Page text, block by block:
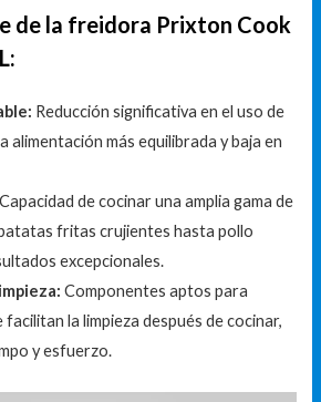
de la freidora Prixton Cook
Reducción significativa en el uso de
alimentación más equilibrada y baja en
Capacidad de cocinar una amplia gama de
fritas crujientes hasta pollo
excepcionales.
Componentes aptos para
facilitan la limpieza después de cocinar,
y esfuerzo.